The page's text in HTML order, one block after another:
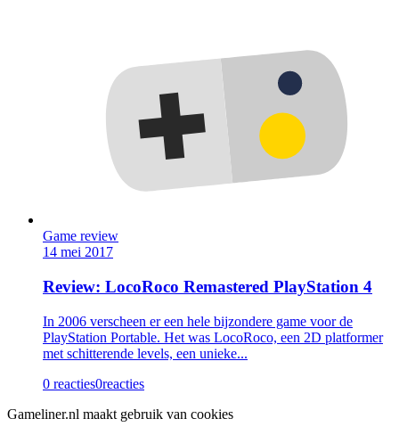
Game review
14 mei 2017
Review: LocoRoco Remastered PlayStation 4
In 2006 verscheen er een hele bijzondere game voor de
PlayStation Portable. Het was LocoRoco, een 2D platformer
met schitterende levels, een unieke...
0 reacties0reacties
Gameliner.nl maakt gebruik van cookies